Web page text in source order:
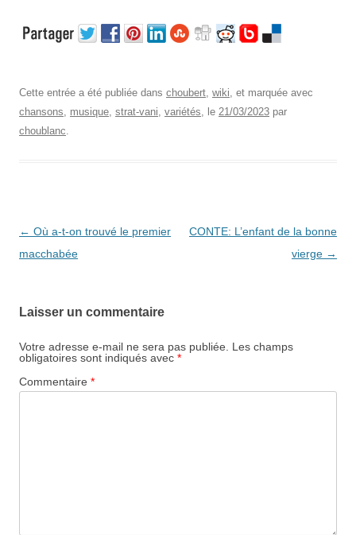
Cette entrée a été publiée dans choubert wiki , et marquée avec
chansons
musique strat-vani variétés , le 21/03/2023 par
choublanc
Navigation
des
← Où a-t-on trouvé le premier
macchabée
CONTE: L’enfant de la bonne
vierge →
Laisser un commentaire
Votre adresse e-mail ne sera pas publiée.
Les champs
obligatoires sont indiqués avec *
Commentaire *